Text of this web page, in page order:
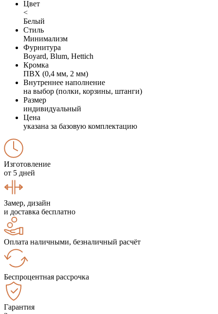
Цвет
<
Белый
Стиль
Минимализм
Фурнитура
Boyard, Blum, Hettich
Кромка
ПВХ (0,4 мм, 2 мм)
Внутреннее наполнение
на выбор (полки, корзины, штанги)
Размер
индивидуальный
Цена
указана за базовую комплектацию
Изготовление
от 5 дней
Замер, дизайн
и доставка бесплатно
Оплата наличными, безналичный расчёт
Беспроцентная рассрочка
Гарантия